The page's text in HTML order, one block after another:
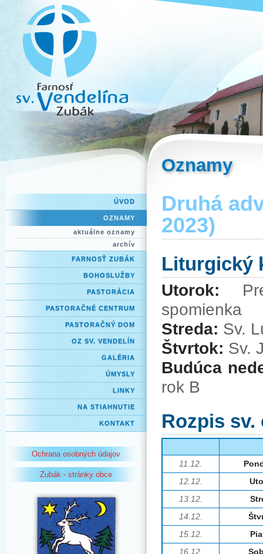
ÚVOD
OZNAMY
aktuálne oznamy
archív
FARNOSŤ ZUBÁK
BOHOSLUŽBY
PASTORÁCIA
PASTORAČNÉ CENTRUM
PASTORAČNÝ DOM
OZ SV. VENDELÍN
GALÉRIA
ÚMYSLY
LINKY
NA STIAHNUTIE
KONTAKT
Ochrana osobných údajov
Zubák - stránky obce
Oznamy
Druhá
2023)
Liturgický
Utorok:
spomienka
Streda: Sv.
Štvrtok: Sv.
Budúca
rok B
Rozpis sv.
11.12.
12.12.
13.12.
14.12.
15.12.
16 .12.